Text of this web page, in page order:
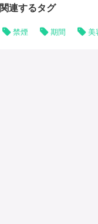
関連するタグ
禁煙 期間 美